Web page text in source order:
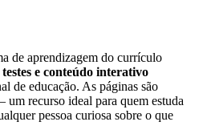
de aprendizagem do currículo
e conteúdo interativo
de educação. As páginas são
recurso ideal para quem estuda
pessoa curiosa sobre o que